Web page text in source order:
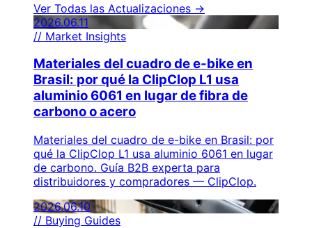
Ver Todas las Actualizaciones →
2026.06.11
// Market Insights
Materiales del cuadro de e-bike en
Brasil: por qué la ClipClop L1 usa
aluminio 6061 en lugar de fibra de
carbono o acero
Materiales del cuadro de e-bike en Brasil: por
qué la ClipClop L1 usa aluminio 6061 en lugar
de carbono. Guía B2B experta para
distribuidores y compradores — ClipClop.
2026.06.10
// Buying Guides